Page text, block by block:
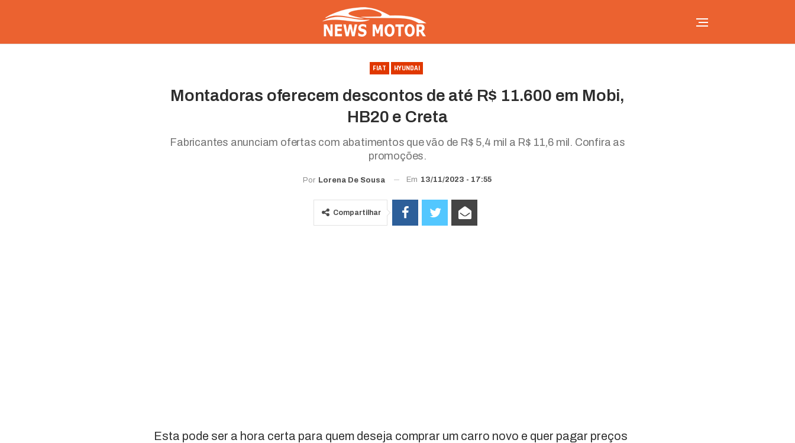
FIAT HYUNDAI
Montadoras oferecem descontos de até R$ 11.600 em Mobi,
HB20 e Creta
Fabricantes anunciam ofertas com abatimentos que vão de R$ 5,4 mil a R$ 11,6 mil. Confira as
promoções.
Por Lorena De Sousa Em 13/11/2023 - 17:55
Compartilhar
Esta pode ser a hora certa para quem deseja comprar um carro novo e quer pagar preços